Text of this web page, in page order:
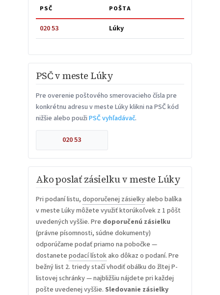
PSČ POŠTA
020 53 Lúky
PSČ v meste Lúky
Pre overenie poštového smerovacieho čísla pre
konkrétnu adresu v meste Lúky klikni na PSČ kód
nižšie alebo použi PSČ vyhľadávač.
020 53
Ako poslať zásielku v meste Lúky
Pri podaní listu, doporučenej zásielkyalebo balíka
v meste Lúky môžete využiť ktorúkoľvek z 1 pôšt
uvedených vyššie. Pre doporučenú zásielku
(právne písomnosti, súdne dokumenty)
odporúčame podať priamo na pobočke —
dostanete podací lístokako dôkaz o podaní. Pre
bežný list 2. triedy stačí vhodiť obálku do žltej P-
listovej schránky — najbližšiu nájdete pri každej
pošte uvedenej vyššie. Sledovanie zásielky